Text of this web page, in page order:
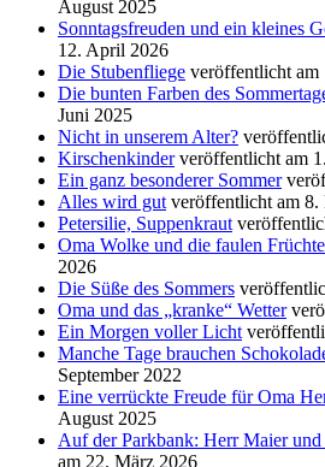
August 2025
Sonntagsfreuden und ein kleines
12. April 2026
Die Stubenfliege veröffentlicht am
Die bunten Farben des
Juni 2025
Nicht in unserem Alter?
Kirschenkinder veröffentlicht am
Ein ganz besonderer Sommer
Alles wird gut veröffentlicht am 8.
Petersilie, Suppenkraut
Oma Wolke und die faulen Früchte
2026
Die Süße des Sommers
Oma und das „kranke“ Wetter
Ein Morgen voller Licht
Manche Tage brauchen
September 2022
Eine verrückte Freude für Oma
August 2025
Auf der Parkbank: Herr Maier
am 22. März 2026